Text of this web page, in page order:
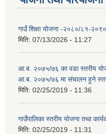
गाउँ शिक्षा योजना -२०८०/८१-
मिति: 07/13/2026 - 11:27
आ.ब. २०७५/७६ का वडा स्तरीय
आ.ब. २०७५/७६ मा स‌ंचालन हुने
मिति: 02/25/2019 - 11:36
गाउँपालिका स्तरीय योजना तथा
मिति: 02/25/2019 - 11:31